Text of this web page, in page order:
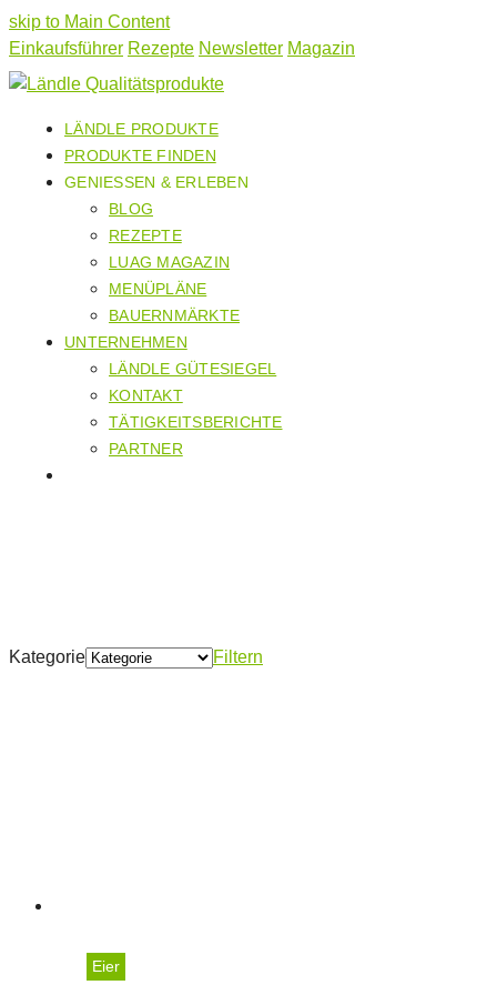
skip to Main Content
Einkaufsführer Rezepte Newsletter Magazin
LÄNDLE PRODUKTE
PRODUKTE FINDEN
GENIESSEN & ERLEBEN
BLOG
REZEPTE
LUAG MAGAZIN
MENÜPLÄNE
BAUERNMÄRKTE
UNTERNEHMEN
LÄNDLE GÜTESIEGEL
KONTAKT
TÄTIGKEITSBERICHTE
PARTNER
Kategorie Filtern
Eier